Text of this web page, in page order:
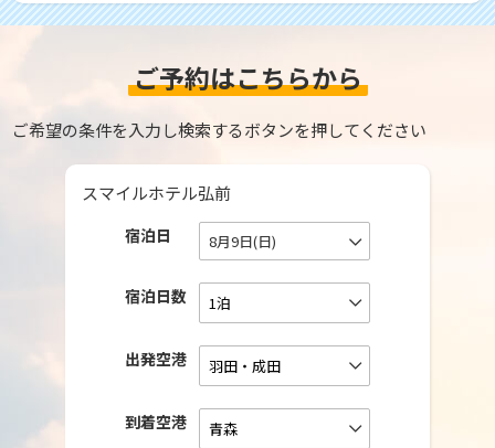
ご予約はこちらから
ご希望の条件を入力し検索するボタンを押してください
スマイルホテル弘前
宿泊日 8月9日(日)
宿泊日数
出発空港
到着空港